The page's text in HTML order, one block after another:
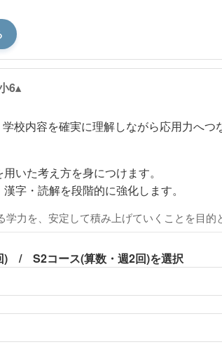
6
校内容を確実に理解しながら応用力へ
いた考え方を身につけます。
字・読解を段階的に強化します。
力を、安定して積み上げていくことを目的
) / S2コース(算数・週2回)を選択